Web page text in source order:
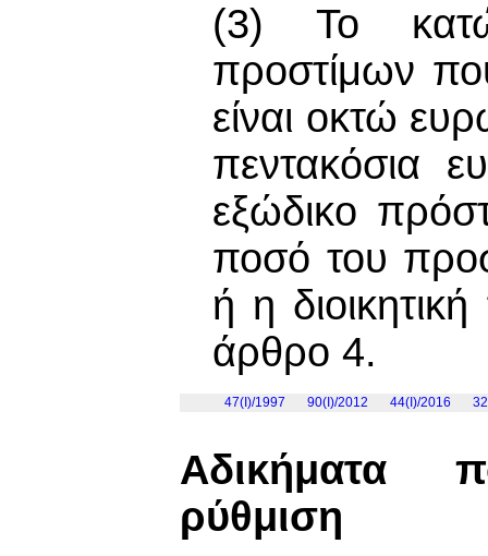
(3) Το
προστίμων
είναι οκτώ
πεντακόσια
εξώδικο
ποσό του
ή η
άρθρο 4.
47(I)/1997 90(I)/2012 44(I)/2016
Αδικήματα
ρύθμιση